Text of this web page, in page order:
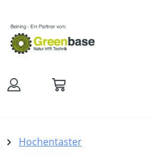
Hochentaster